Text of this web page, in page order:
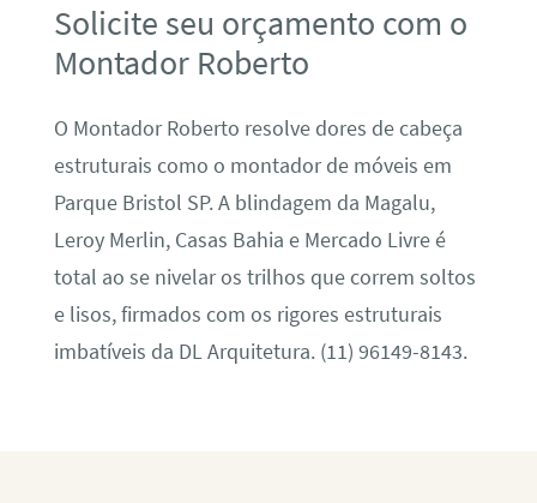
Solicite seu orçamento com o
Montador Roberto
O Montador Roberto resolve dores de cabeça
estruturais como o montador de móveis em
Parque Bristol SP. A blindagem da Magalu,
Leroy Merlin, Casas Bahia e Mercado Livre é
total ao se nivelar os trilhos que correm soltos
e lisos, firmados com os rigores estruturais
imbatíveis da DL Arquitetura. (11) 96149-8143.